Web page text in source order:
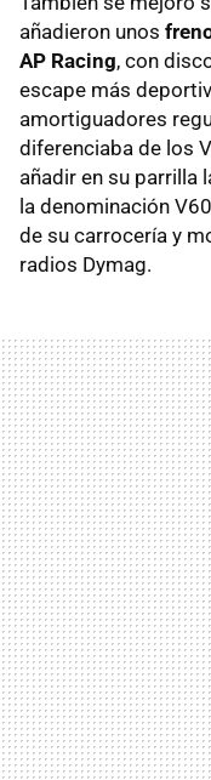
añadieron unos
AP Racing, con
escape más
amortiguadores
diferenciaba de los
añadir en su parrilla
la denominación
de su carrocería y
radios Dymag.